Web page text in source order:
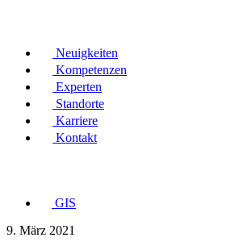
Neuigkeiten
Kompetenzen
Experten
Standorte
Karriere
Kontakt
GIS
9. März 2021